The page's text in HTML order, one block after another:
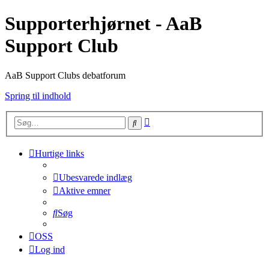
Supporterhjørnet - AaB
Support Club
AaB Support Clubs debatforum
Spring til indhold
Søg
Hurtige links
Ubesvarede indlæg
Aktive emner
Søg
OSS
Log ind